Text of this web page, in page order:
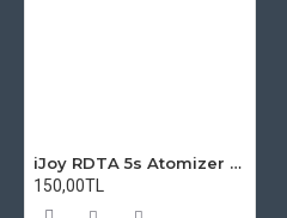
iJoy RDTA 5s Atomizer Camı
150,00TL